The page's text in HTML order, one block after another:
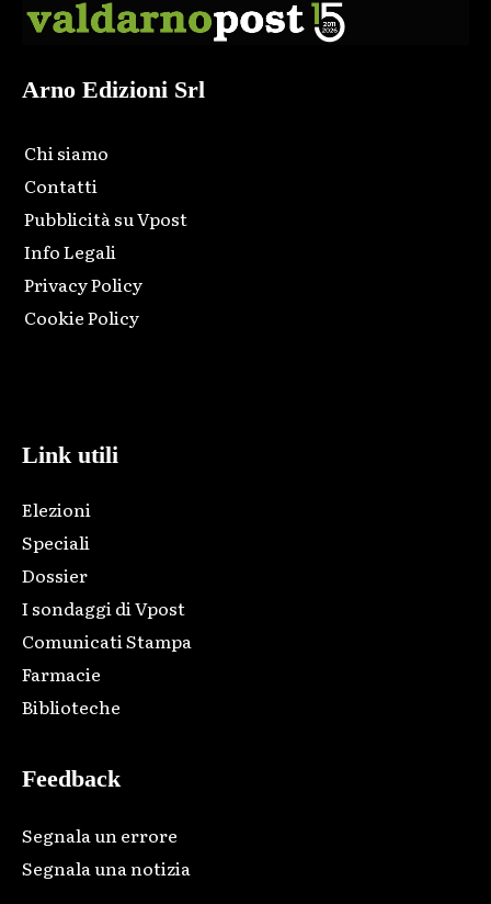
Arno Edizioni Srl
Chi siamo
Contatti
Pubblicità su Vpost
Info Legali
Privacy Policy
Cookie Policy
Link utili
Elezioni
Speciali
Dossier
I sondaggi di Vpost
Comunicati Stampa
Farmacie
Biblioteche
Feedback
Segnala un errore
Segnala una notizia